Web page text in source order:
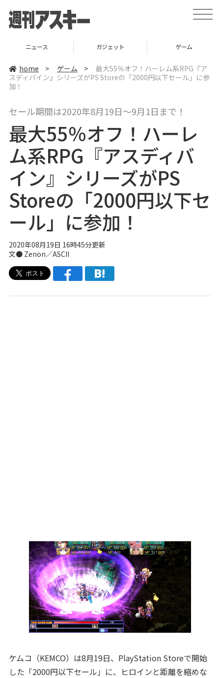
t
o
v
i
ニュース ガジェット ゲーム
home > ゲーム >
最大55％オフ！ハーレム系RPG『ア
スディバイン』シリーズがPS Storeの「2000円以下セール」に参
加！
セール期間は2020年8月19日～9月1日まで！
最大55％オフ！ハーレ
ム系RPG『アスディバ
イン』シリーズがPS
Storeの「2000円以下セ
ール」に参加！
2020年08月19日 16時45分更新
文● Zenon／ASCII
ケムコ（KEMCO）は8月19日、PlayStation Storeで開始
した「2000円以下セール」に、ヒロインと距離を縮めな